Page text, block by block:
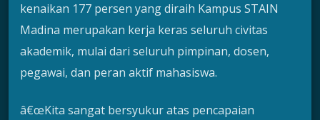
kenaikan 177 persen yang diraih Kampus STAIN
Madina merupakan kerja keras seluruh civitas
akademik, mulai dari seluruh pimpinan, dosen,
pegawai, dan peran aktif mahasiswa.
â€œKita sangat bersyukur atas pencapaian